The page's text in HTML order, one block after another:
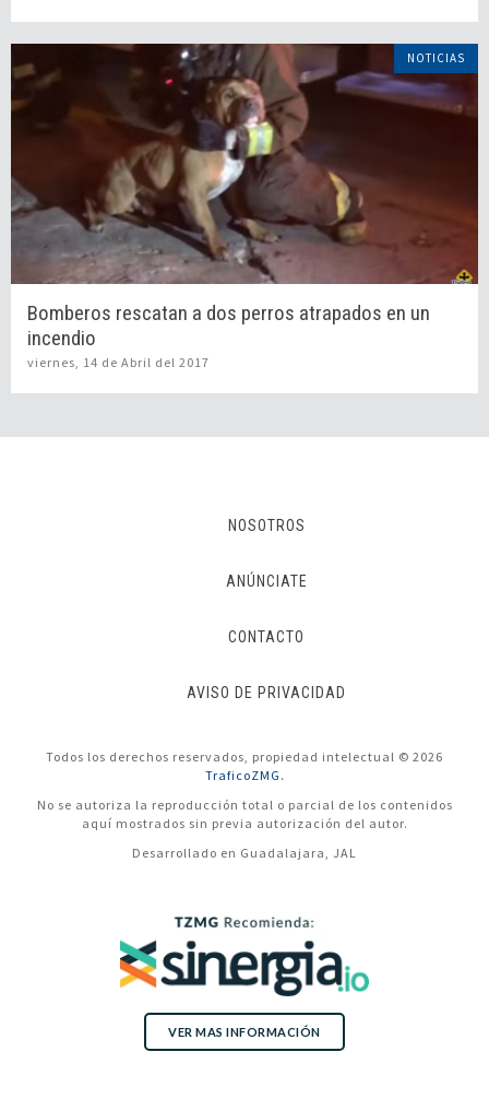
NOTICIAS
Bomberos rescatan a dos perros atrapados en un
incendio
viernes, 14 de Abril del 2017
NOSOTROS
ANÚNCIATE
CONTACTO
AVISO DE PRIVACIDAD
Todos los derechos reservados, propiedad intelectual © 2026
TraficoZMG.
No se autoriza la reproducción total o parcial de los contenidos
aquí mostrados sin previa autorización del autor.
Desarrollado en Guadalajara, JAL
VER MAS INFORMACIÓN